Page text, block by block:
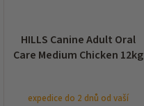
HILLS Canine Adult Oral
Care Medium Chicken 12kg
expedice do 2 dnů od vaší